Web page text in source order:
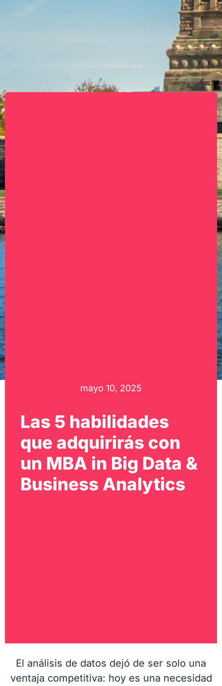
mayo 10, 2025
Las 5 habilidades
que adquirirás con
un MBA in Big Data &
Business Analytics
El análisis de datos dejó de ser solo una
ventaja competitiva: hoy es una necesidad